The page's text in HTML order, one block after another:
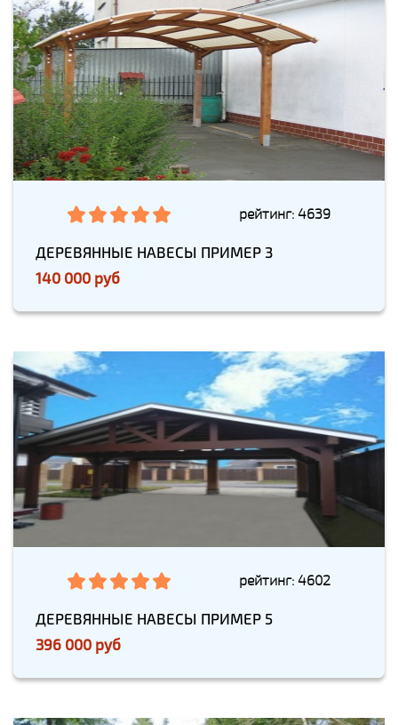
рейтинг: 4639
ДЕРЕВЯННЫЕ НАВЕСЫ ПРИМЕР 3
140 000 руб
рейтинг: 4602
ДЕРЕВЯННЫЕ НАВЕСЫ ПРИМЕР 5
396 000 руб